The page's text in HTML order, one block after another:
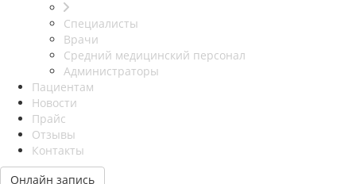
Специалисты
Врачи
Средний медицинский персонал
Администраторы
Пациентам
Новости
Прайс
Отзывы
Контакты
Онлайн запись